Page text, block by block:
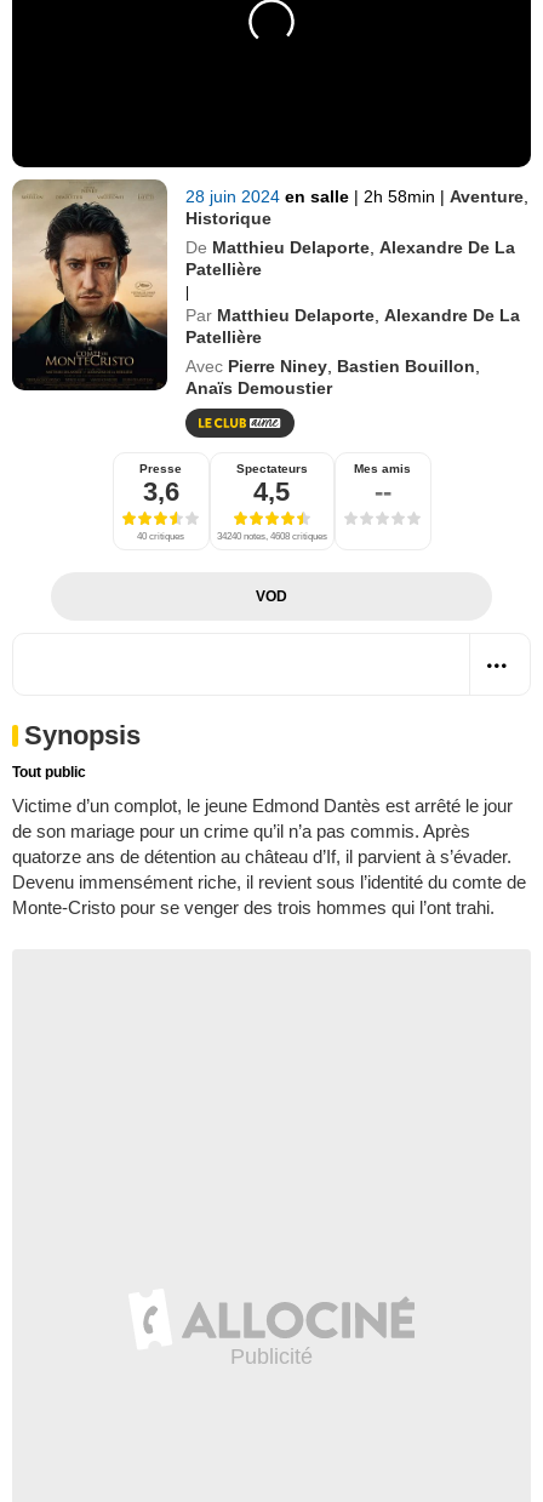
28 juin 2024en salle | 2h 58min | Aventure
Historique
De Matthieu Delaporte ,Alexandre De La
Patellière
|
Par Matthieu Delaporte ,Alexandre De La
Patellière
Avec Pierre Niney Bastien Bouillon
Anaïs Demoustier
Presse
3,6
40 critiques
Spectateurs
4,5
34240 notes, 4608 critiques
Mes amis
--
VOD
Synopsis
Tout public
Victime d’un complot, le jeune Edmond Dantès est arrêté le jour
de son mariage pour un crime qu’il n’a pas commis. Après
quatorze ans de détention au château d’If, il parvient à s’évader.
Devenu immensément riche, il revient sous l’identité du comte de
Monte-Cristo pour se venger des trois hommes qui l’ont trahi.